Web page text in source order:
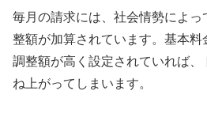
毎月の請求には、社会情勢によっ
整額が加算されています。基本
調整額が高く設定されていれば
ね上がってしまいます。